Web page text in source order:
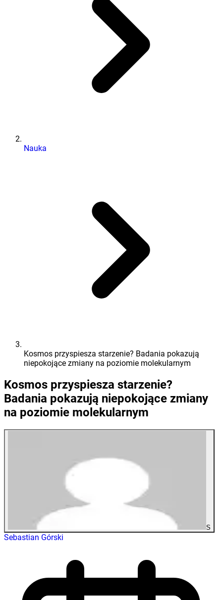
Nauka
Kosmos przyspiesza starzenie? Badania pokazują
niepokojące zmiany na poziomie molekularnym
Kosmos przyspiesza starzenie?
Badania pokazują niepokojące zmiany
na poziomie molekularnym
S
Sebastian Górski